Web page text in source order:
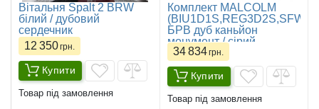
Вітальня Spalt 2 BRW
білий / дубовий
сердечник
12 350грн.
Купити
Товар під замовлення
Комплект MALCOLM
БРВ дуб каньйон
монумент / сірий
вольфрам
34 834грн.
Купити
Товар під замовлення